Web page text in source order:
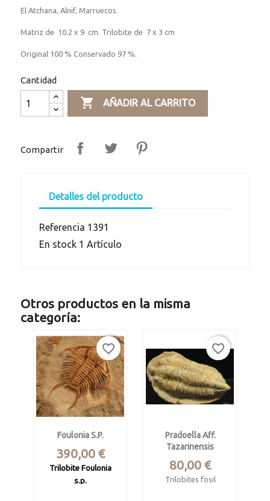
El Atchana, Alnif, Marruecos.
Matriz de 10.2 x 9 cm. Trilobite de 7 x 3 cm
Original 100 % Conservado 97 %.
Cantidad
 AÑADIR AL CARRITO
Compartir
Detalles del producto
Referencia 1391
En stock 1 Artículo
Otros productos en la misma
categoría:
Foulonia S.p.
Precio
390,00 €
Trilobite Foulonia
s.p.
favorite_border
Pradoella Aff.
Tazarinensis
Precio
80,00 €
Trilobites fosil
favorite_border